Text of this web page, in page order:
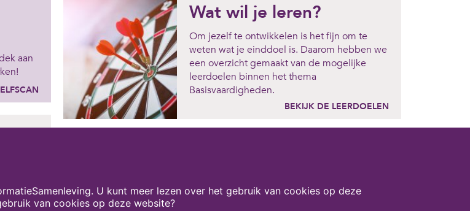
aan
Wat wil je leren?
Om jezelf te ontwikkelen is het fijn om te
weten wat je einddoel is. Daarom hebben we
een overzicht gemaakt van de mogelijke
leerdoelen binnen het thema
Basisvaardigheden.
BEKIJK DE LEERDOELEN
U kunt meer lezen over het gebruik van cookies op deze
van cookies op deze website?